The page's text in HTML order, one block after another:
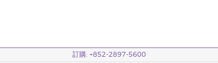
訂購: +852-2897-5600